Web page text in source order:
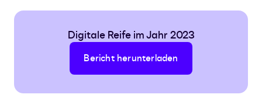
Digitale Reife im Jahr 2023
Bericht herunterladen